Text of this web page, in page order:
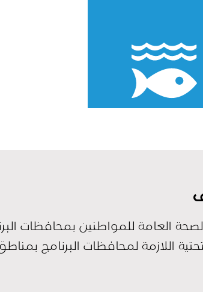
العامة للمواطنين بمحافظات
التحتية اللازمة لمحافظات البرنامج